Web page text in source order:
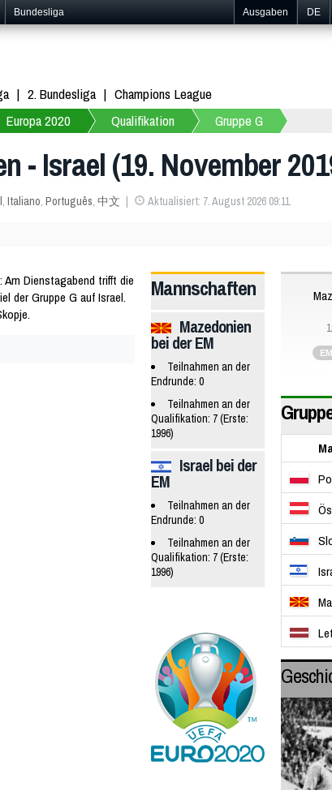
Bundesliga Ausgaben DE
2. Bundesliga
Champions League
Europa 2020 Qualifikation Gruppe G
- Israel (19. November
, Italiano, Português, 中文 Aktualisiert: 7. August 2026 09:11
Dienstagabend trifft die
der Gruppe G auf Israel.
Mannschaften
Mazedonien
bei der EM
Teilnahmen an der
Endrunde: 0
Teilnahmen an der
Qualifikation: 7 (Erste:
1996)
Israel bei der
EM
Teilnahmen an der
Endrunde: 0
Teilnahmen an der
Qualifikation: 7 (Erste:
1996)